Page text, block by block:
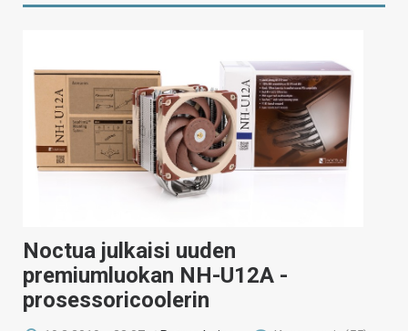
Noctua julkaisi uuden
premiumluokan NH-U12A -
prosessoricoolerin